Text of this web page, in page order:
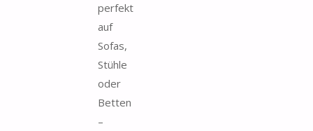
perfekt
auf
Sofas,
Stühle
oder
Betten
–